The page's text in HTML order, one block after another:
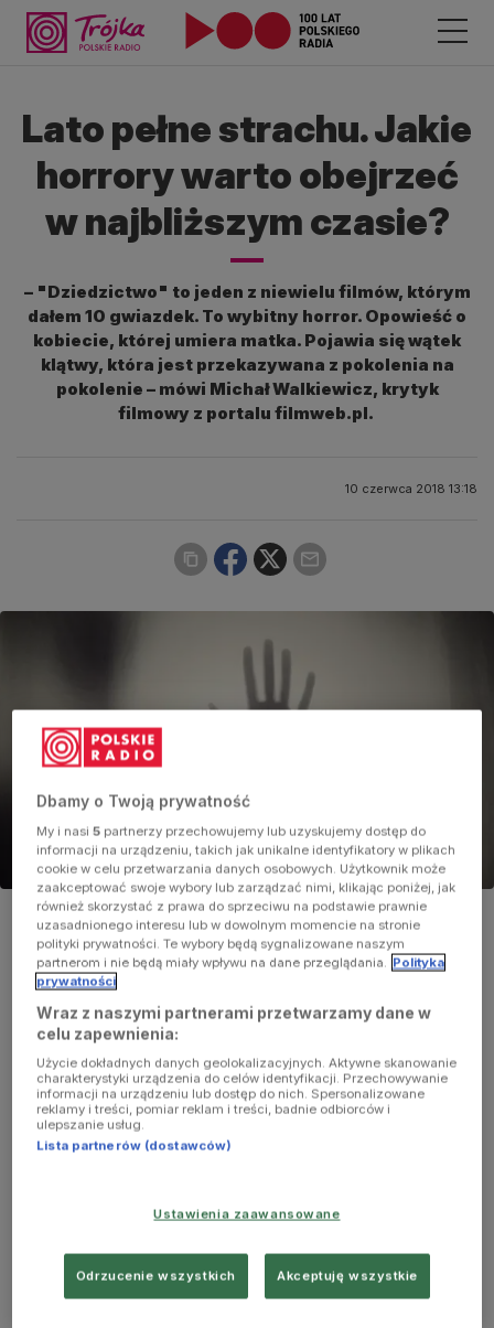
Lato pełne strachu. Jakie
horrory warto obejrzeć
w najbliższym czasie?
– "Dziedzictwo" to jeden z niewielu filmów, którym
dałem 10 gwiazdek. To wybitny horror. Opowieść o
kobiecie, której umiera matka. Pojawia się wątek
klątwy, która jest przekazywana z pokolenia na
pokolenie – mówi Michał Walkiewicz, krytyk
filmowy z portalu filmweb.pl.
10 czerwca 2018 13:18
Zdjęcie ilustracyjne
Foto:pixabay/Unsplash
Najlepsze horrory tego lata (ABC popkultury -
zestaw powiększony/Trójka)
Dbamy o Twoją prywatność
My i nasi5 partnerzy przechowujemy lub uzyskujemy dostęp do
informacji na urządzeniu, takich jak unikalne identyfikatory w plikach
cookie w celu przetwarzania danych osobowych. Użytkownik może
zaakceptować swoje wybory lub zarządzać nimi, klikając poniżej, jak
również skorzystać z prawa do sprzeciwu na podstawie prawnie
uzasadnionego interesu lub w dowolnym momencie na stronie
polityki prywatności. Te wybory będą sygnalizowane naszym
partnerom i nie będą miały wpływu na dane przeglądania. Polityka
prywatności
Wraz z naszymi partnerami przetwarzamy dane w
celu zapewnienia:
Użycie dokładnych danych geolokalizacyjnych. Aktywne skanowanie
charakterystyki urządzenia do celów identyfikacji. Przechowywanie
informacji na urządzeniu lub dostęp do nich. Spersonalizowane
reklamy i treści, pomiar reklam i treści, badnie odbiorców i
ulepszanie usług.
Lista partnerów (dostawców)
Ustawienia zaawansowane
Odrzucenie wszystkich Akceptuję wszystkie